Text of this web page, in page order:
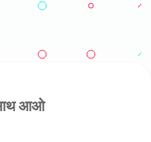
आओ